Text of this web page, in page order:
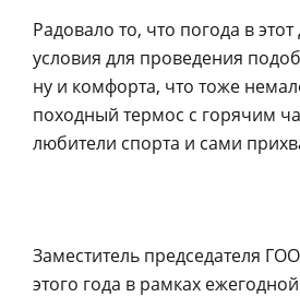
Радовало то, что погода в
условия для проведения
ну и комфорта, что тоже
походный термос с горячим
любители спорта и сами
Заместитель председателя
этого года в рамках